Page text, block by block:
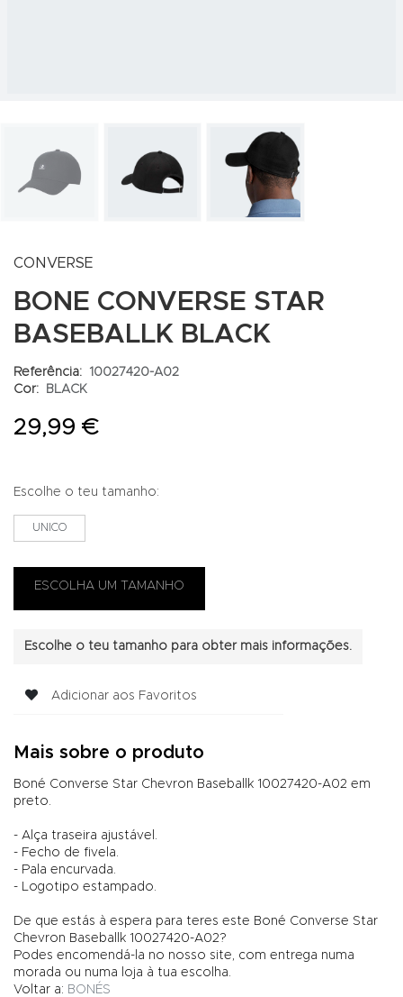
CONVERSE
BONE CONVERSE STAR
BASEBALLK BLACK
Referência:
10027420-A02
Cor:
BLACK
29,99 €
Escolhe o teu tamanho:
UNICO
Escolhe o teu tamanho para obter mais informações.
Adicionar aos Favoritos
Mais sobre o produto
Boné Converse Star Chevron Baseballk 10027420-A02 em
preto.
- Alça traseira ajustável.
- Fecho de fivela.
- Pala encurvada.
- Logotipo estampado.
De que estás à espera para teres este Boné Converse Star
Chevron Baseballk 10027420-A02?
Podes encomendá-la no nosso site, com entrega numa
morada ou numa loja à tua escolha.
Voltar a: BONÉS